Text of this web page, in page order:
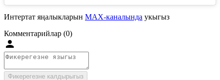
Интертат яңалыкларын MAX-каналында укыгыз
Комментарийлар (0)
Фикерегезне калдырыгыз